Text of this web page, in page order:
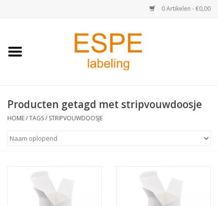
0 Artikelen - €0,00
Home
Retail
Kassa & Pinrollen
Producten getagd met stripvouwdoosje
HOME/TAGS/ STRIPVOUWDOOSJE